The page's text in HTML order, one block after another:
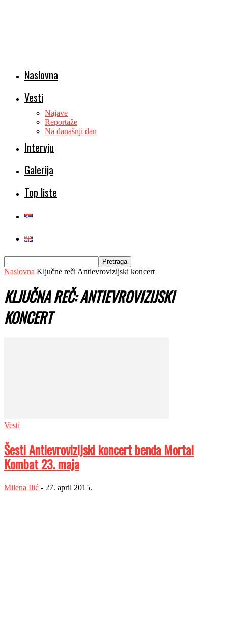
Naslovna
Vesti
Najave
Reportaže
Na današnji dan
Intervju
Galerija
Top liste
Naslovna Ključne reči Antievrovizijski koncert
KLJUČNA REČ: ANTIEVROVIZIJSKI
KONCERT
Vesti
Šesti Antievrovizijski koncert benda Mortal
Kombat 23. maja
Milena Ilić - 27. april 2015.